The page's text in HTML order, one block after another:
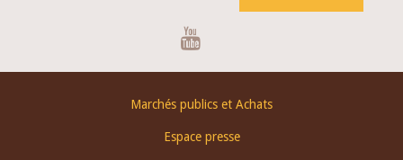
Marchés publics et Achats
Espace presse